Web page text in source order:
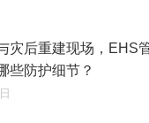
灾后重建现场，EHS
些防护细节？